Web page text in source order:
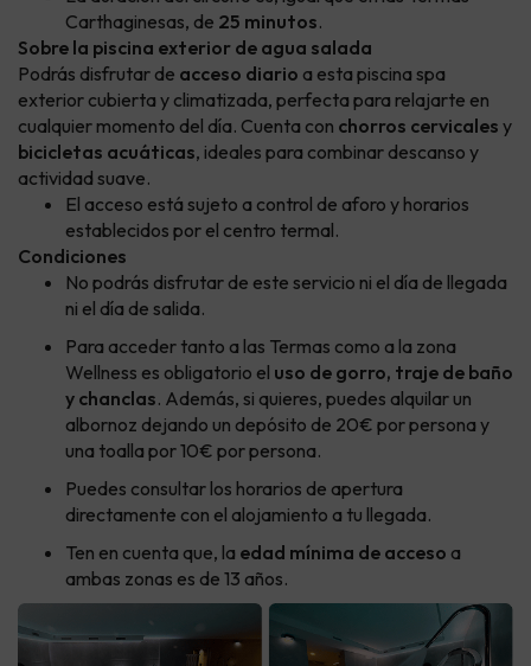
Carthaginesas, de 25 minutos.
Sobre la piscina exterior de agua salada
Podrás disfrutar de acceso diario a esta piscina spa
exterior cubierta y climatizada, perfecta para relajarte en
cualquier momento del día. Cuenta con chorros cervicales y
bicicletas acuáticas, ideales para combinar descanso y
actividad suave.
El acceso está sujeto a control de aforo y horarios
establecidos por el centro termal.
Condiciones
No podrás disfrutar de este servicio ni el día de llegada
ni el día de salida.
Para acceder tanto a las Termas como a la zona
Wellness es obligatorio el uso de gorro, traje de baño
y chanclas. Además, si quieres, puedes alquilar un
albornoz dejando un depósito de 20€ por persona y
una toalla por 10€ por persona.
Puedes consultar los horarios de apertura
directamente con el alojamiento a tu llegada.
Ten en cuenta que, la edad mínima de acceso a
ambas zonas es de 13 años.